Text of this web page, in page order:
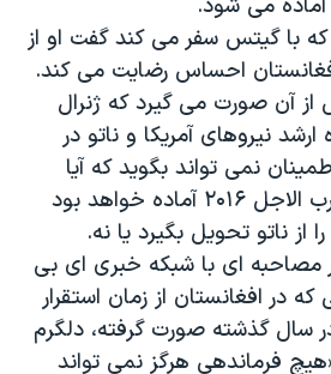
رهبری ایران
نوبل صلح
«سی‌پک»
چین
آماده می شود.
با گیتس سفر می کند گفت او از
احساس رضایت می کند.
آن صورت می گیرد که ژنرال
نیروهای آمریکا و ناتو در
نمی تواند بگوید که آیا
ارتش افغانستان تا ضرب الاجل ۲۰۱۶ آماده خواهد بود
ناتو تحویل بگیرد یا نه.
مصاحبه ای با شبکه خبری ای بی
در افغانستان از زمان استقرار
در سال گذشته صورت گرفته، دلگرم
فرماندهی هرگز نمی تواند